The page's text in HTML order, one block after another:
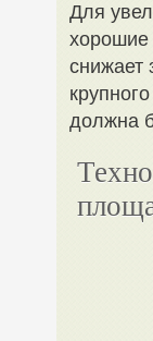
Для
хорошие
снижает
должна